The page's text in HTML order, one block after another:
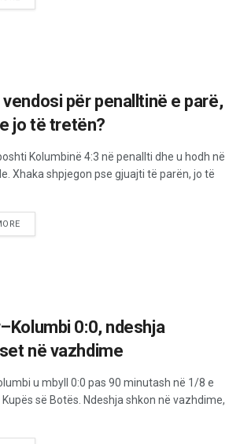
vendosi për penalltinë e parë,
jo të tretën?
Kolumbinë 4:3 në penallti dhe u hodh në
Xhaka shpjegon pse gjuajti të parën, jo të
0:0, ndeshja
në vazhdime
u mbyll 0:0 pas 90 minutash në 1/8 e
së Botës. Ndeshja shkon në vazhdime,